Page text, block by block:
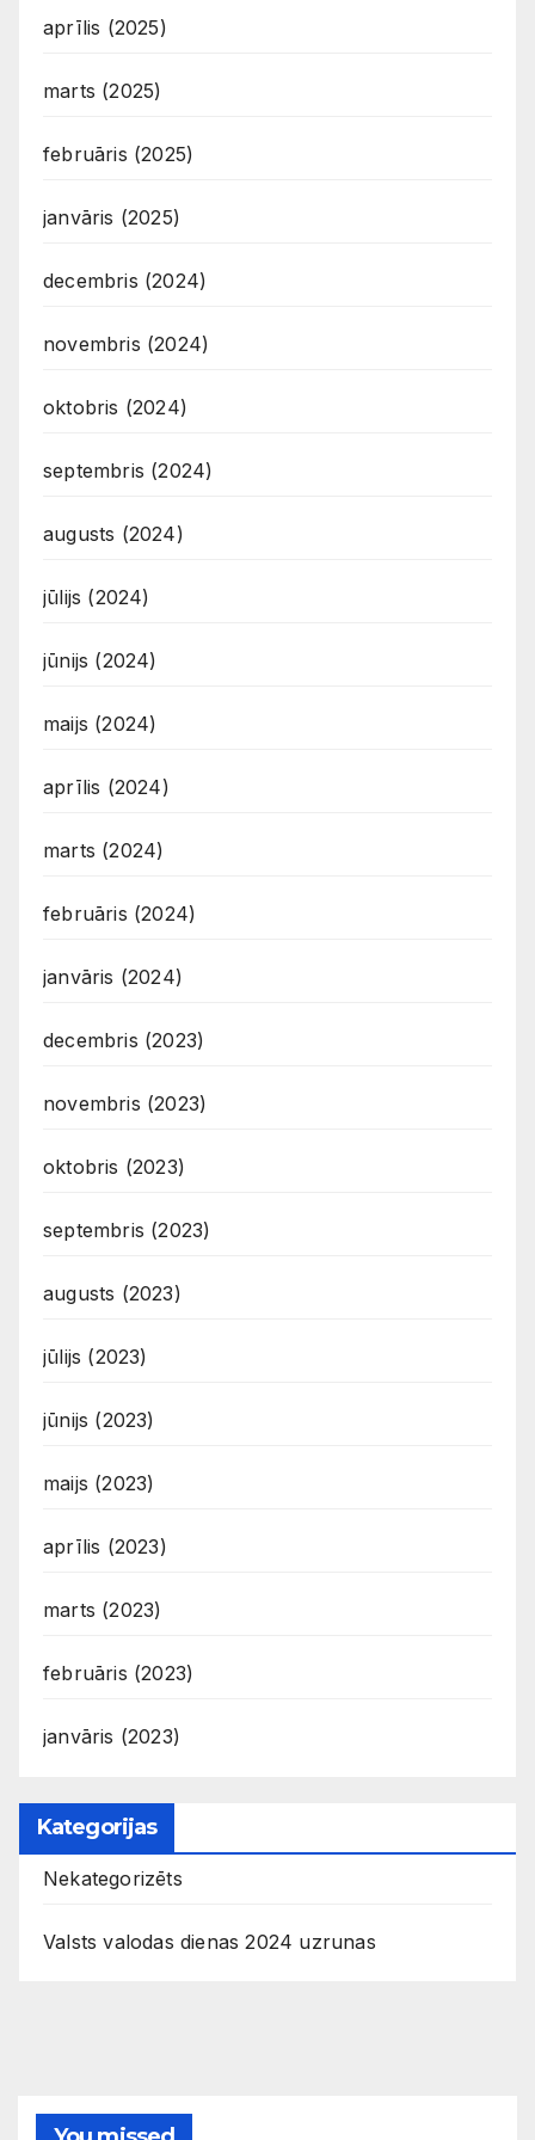
aprīlis (2025)
marts (2025)
februāris (2025)
janvāris (2025)
decembris (2024)
novembris (2024)
oktobris (2024)
septembris (2024)
augusts (2024)
jūlijs (2024)
jūnijs (2024)
maijs (2024)
aprīlis (2024)
marts (2024)
februāris (2024)
janvāris (2024)
decembris (2023)
novembris (2023)
oktobris (2023)
septembris (2023)
augusts (2023)
jūlijs (2023)
jūnijs (2023)
maijs (2023)
aprīlis (2023)
marts (2023)
februāris (2023)
janvāris (2023)
Kategorijas
Nekategorizēts
Valsts valodas dienas 2024 uzrunas